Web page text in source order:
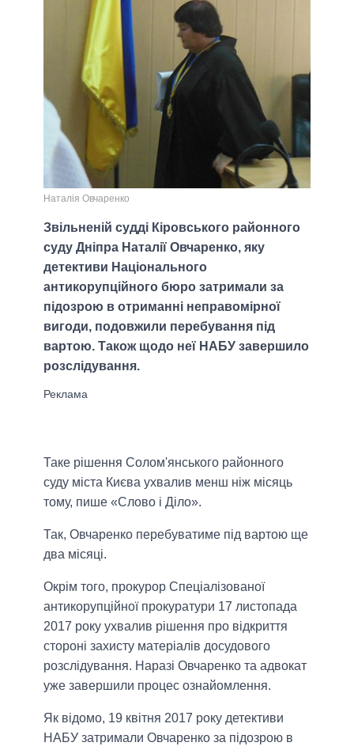
Наталія Овчаренко
Звільненій судді Кіровського районного
суду Дніпра Наталії Овчаренко, яку
детективи Національного
антикорупційного бюро затримали за
підозрою в отриманні неправомірної
вигоди, подовжили перебування під
вартою. Також щодо неї НАБУ завершило
розслідування.
Таке рішення Солом'янського районного
суду міста Києва ухвалив менш ніж місяць
тому, пише «Слово і Діло».
Так, Овчаренко перебуватиме під вартою ще
два місяці.
Окрім того, прокурор Спеціалізованої
антикорупційної прокуратури 17 листопада
2017 року ухвалив рішення про відкриття
стороні захисту матеріалів досудового
розслідування. Наразі Овчаренко та адвокат
уже завершили процес ознайомлення.
Як відомо, 19 квітня 2017 року детективи
НАБУ затримали Овчаренко за підозрою в